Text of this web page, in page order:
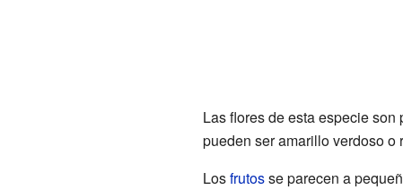
Las flores de esta especie
pueden ser amarillo verdoso o
Losfrutosse parecen a